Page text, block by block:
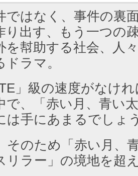
ではなく、事件の裏
り出す、もう一つの
を幇助する社会、人
ラマ。
」級の速度がなけ
で、「赤い月、青い
は手にあまるでしょ
そのため「赤い月、
リラー」の境地を超